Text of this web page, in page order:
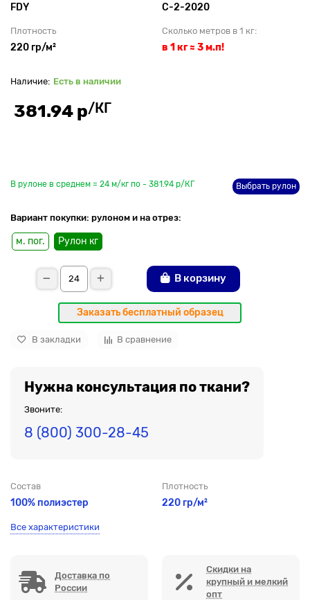
FDY C-2-2020
Плотность
220 гр/м²
Сколько метров в 1 кг:
в 1 кг ≈ 3 м.п!
Есть в наличии
381.94 р/КГ
В рулоне в среднем = 24 м/кг по - 381.94 р/КГ Выбрать рулон
Вариант покупки: рулоном и на отрез:
м. пог. Рулон кг
В корзину
Заказать бесплатный образец
В закладки В сравнение
Нужна консультация по ткани?
Звоните:
8 (800) 300-28-45
Состав
100% полиэстер
Плотность
220 гр/м²
Все характеристики
Доставка по
России
Скидки на
крупный и мелкий
опт